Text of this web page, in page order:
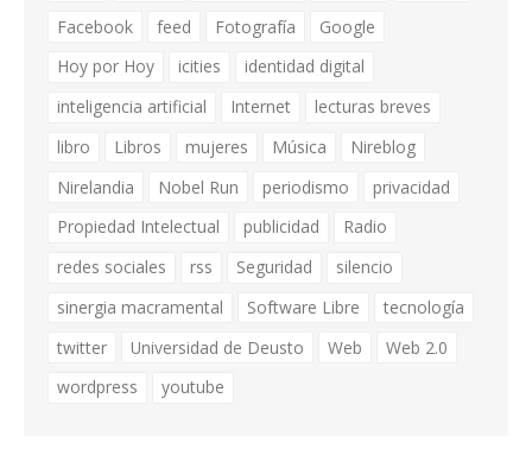
Facebook
feed Fotografía
Google
Hoy por Hoy
icities
identidad digital
inteligencia artificial
Internet
lecturas breves
libro
Libros mujeres Música
Nireblog
Nirelandia
Nobel Run periodismo
privacidad
Propiedad Intelectual
publicidad
Radio
redes sociales
rss Seguridad
silencio
sinergia macramental
Software Libre
tecnología
twitter
Universidad de Deusto Web
Web 2.0
wordpress
youtube